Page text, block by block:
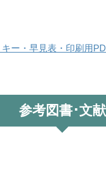
ー・早見表・印刷用
参考図書･文献